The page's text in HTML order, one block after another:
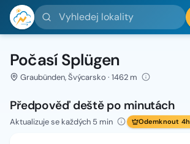
Vyhledej lokality
Počasí Splügen
Graubünden, Švýcarsko · 1462 m
Předpověď deště po minutách
Aktualizuje se každých 5 min Odemknout 4h